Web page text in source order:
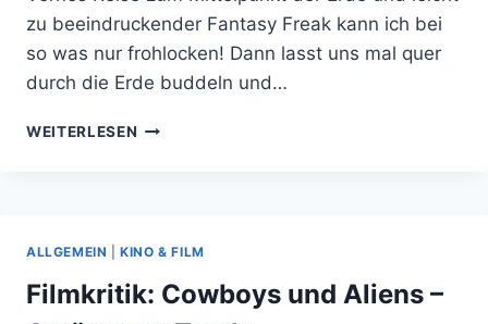
zu beeindruckender Fantasy Freak kann ich bei
so was nur frohlocken! Dann lasst uns mal quer
durch die Erde buddeln und…
WEITERLESEN IM
HAMSTER
ALLGEMEIN |KINO & FILM
Filmkritik: Cowboys und Aliens –